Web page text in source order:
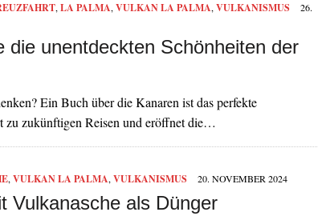
, LA PALMA, VULKAN LA PALMA, VULKANISMUS
26.
unentdeckten Schönheiten der
Ein Buch über die Kanaren ist das perfekte
zu zukünftigen Reisen und eröffnet die…
, VULKAN LA PALMA, VULKANISMUS 20. NOVEMBER 2024
Vulkanasche als Dünger